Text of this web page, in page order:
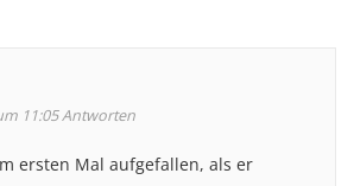
11:05Antworten
ersten Mal aufgefallen, als er